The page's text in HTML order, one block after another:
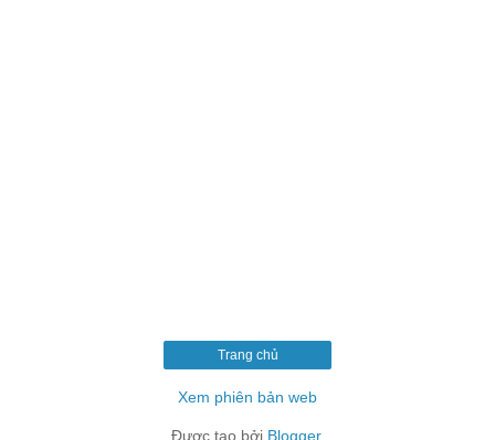
Trang chủ
Xem phiên bản web
Được tạo bởi Blogger.